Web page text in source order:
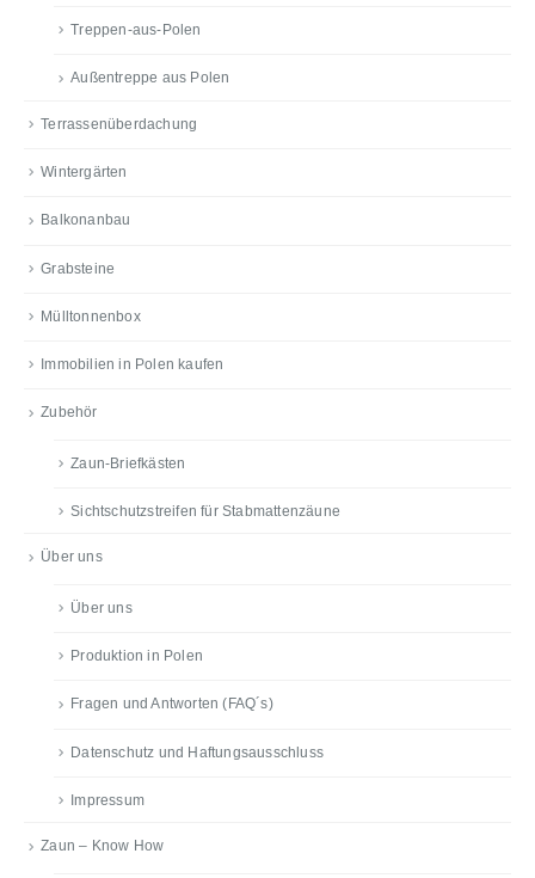
Treppen-aus-Polen
Außentreppe aus Polen
Terrassenüberdachung
Wintergärten
Balkonanbau
Grabsteine
Mülltonnenbox
Immobilien in Polen kaufen
Zubehör
Zaun-Briefkästen
Sichtschutzstreifen für Stabmattenzäune
Über uns
Über uns
Produktion in Polen
Fragen und Antworten (FAQ´s)
Datenschutz und Haftungsausschluss
Impressum
Zaun – Know How